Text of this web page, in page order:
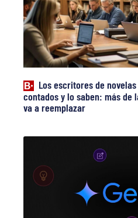
Los escritores de
contados y lo saben: más de
va a reemplazar